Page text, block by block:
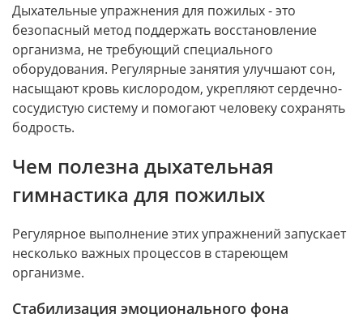
Дыхательные упражнения для пожилых - это
безопасный метод поддержать восстановление
организма, не требующий специального
оборудования. Регулярные занятия улучшают сон,
насыщают кровь кислородом, укрепляют сердечно-
сосудистую систему и помогают человеку сохранять
бодрость.
Чем полезна дыхательная
гимнастика для пожилых
Регулярное выполнение этих упражнений запускает
несколько важных процессов в стареющем
организме.
Стабилизация эмоционального фона